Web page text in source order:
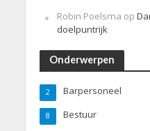
Robin Poelsma op
doelpuntrijk
Onderwerpen
Barpersoneel
2
Bestuur
8